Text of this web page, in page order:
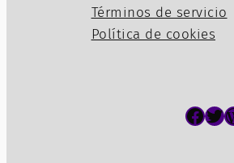
Términos de servicio
Política de cookies
Facebook Twitter WordPress